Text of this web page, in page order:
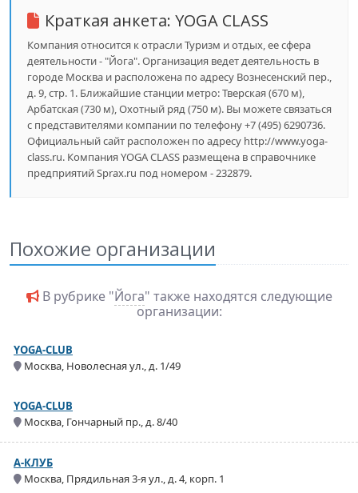
Краткая анкета: YOGA СLASS
Компания относится к отрасли Туризм и отдых, ее сфера
деятельности - "Йога". Организация ведет деятельность в
городе Москва и расположена по адресу Вознесенский пер.,
д. 9, стр. 1. Ближайшие станции метро: Тверская (670 м),
Арбатская (730 м), Охотный ряд (750 м). Вы можете связаться
с представителями компании по телефону +7 (495) 6290736.
Официальный сайт расположен по адресу http://www.yoga-
class.ru. Компания YOGA СLASS размещена в справочнике
предприятий Sprax.ru под номером - 232879.
Похожие организации
В рубрике "Йога" также находятся следующие
организации:
YOGA-CLUB
Москва, Новолесная ул., д. 1/49
YOGA-CLUB
Москва, Гончарный пр., д. 8/40
А-КЛУБ
Москва, Прядильная 3-я ул., д. 4, корп. 1